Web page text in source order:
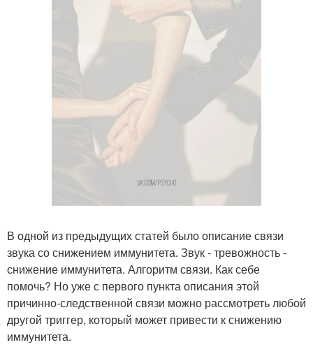
В одной из предыдущих статей было описание связи
звука со снижением иммунитета. Звук - тревожность -
снижение иммунитета. Алгоритм связи. Как себе
помочь? Но уже с первого пункта описания этой
причинно-следственной связи можно рассмотреть любой
другой триггер, который может привести к снижению
иммунитета.